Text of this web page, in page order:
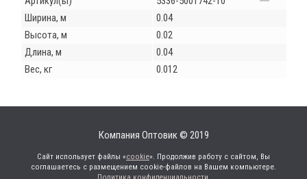
Ширина, м
0.04
Высота, м
0.02
Длина, м
0.04
Вес, кг
0.012
Компания Оптовик © 2019
Сайт использует файлы «cookie». Продолжив работу с сайтом, Вы
соглашаетесь с размещением cookie-файлов на Вашем компьютере.
Политика конфиденциальности